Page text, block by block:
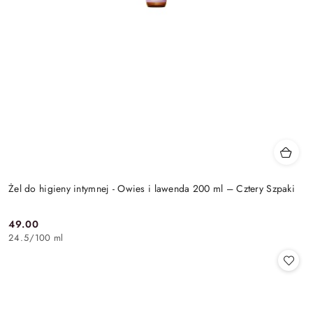
Żel do higieny intymnej - Owies i lawenda 200 ml – Cztery Szpaki
Cena:
49.00
24.5/100 ml